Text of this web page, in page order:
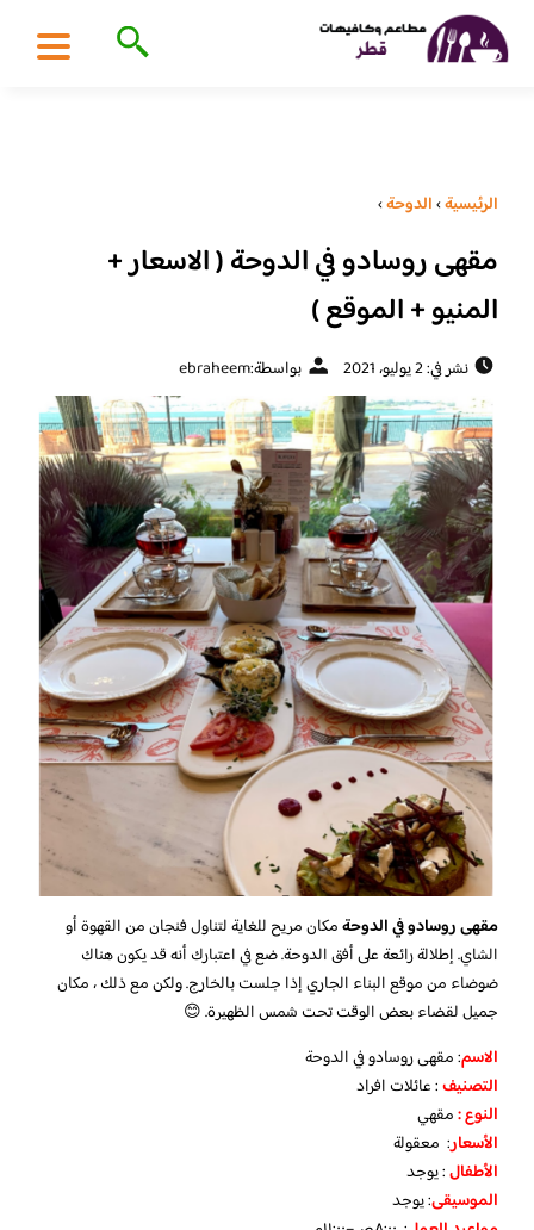
الرئيسية›الدوحة›
مقهى روسادو في الدوحة ( الاسعار +
المنيو + الموقع )
نشر في: 2 يوليو، 2021 بواسطة:ebraheem
مقهى روسادو في الدوحةمكان مريح للغاية لتناول فنجان من القهوة أو
الشاي. إطلالة رائعة على أفق الدوحة. ضع في اعتبارك أنه قد يكون هناك
ضوضاء من موقع البناء الجاري إذا جلست بالخارج. ولكن مع ذلك ، مكان
جميل لقضاء بعض الوقت تحت شمس الظهيرة. 😊
الاسم: مقهى روسادو في الدوحة
التصنيف: عائلات افراد
النوع :مقهي
الأسعار: معقولة
الأطفال:يوجد
الموسيقى:يوجد